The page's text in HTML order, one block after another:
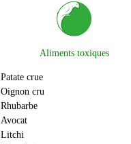
Aliments toxiques
Patate crue
Oignon cru
Rhubarbe
Avocat
Litchi